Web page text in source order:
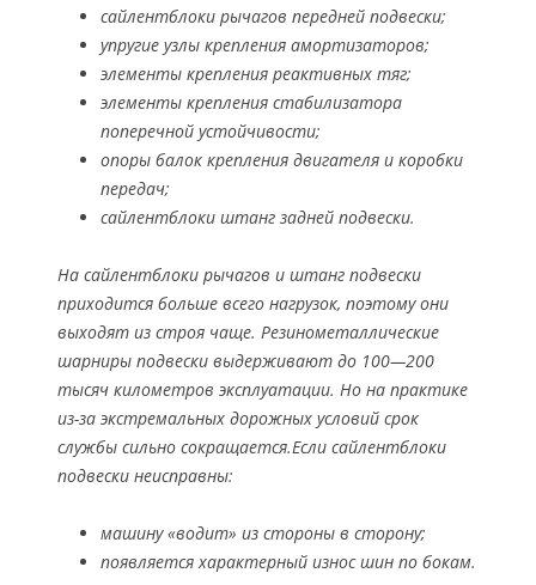
сайлентблоки рычагов передней подвески;
упругие узлы крепления амортизаторов;
элементы крепления реактивных тяг;
элементы крепления стабилизатора
поперечной устойчивости;
опоры балок крепления двигателя и коробки
передач;
сайлентблоки штанг задней подвески.
На сайлентблоки рычагов и штанг подвески
приходится больше всего нагрузок, поэтому они
выходят из строя чаще. Резинометаллические
шарниры подвески выдерживают до 100—200
тысяч километров эксплуатации. Но на практике
из-за экстремальных дорожных условий срок
службы сильно сокращается.Если сайлентблоки
подвески неисправны:
машину «водит» из стороны в сторону;
появляется характерный износ шин по бокам.